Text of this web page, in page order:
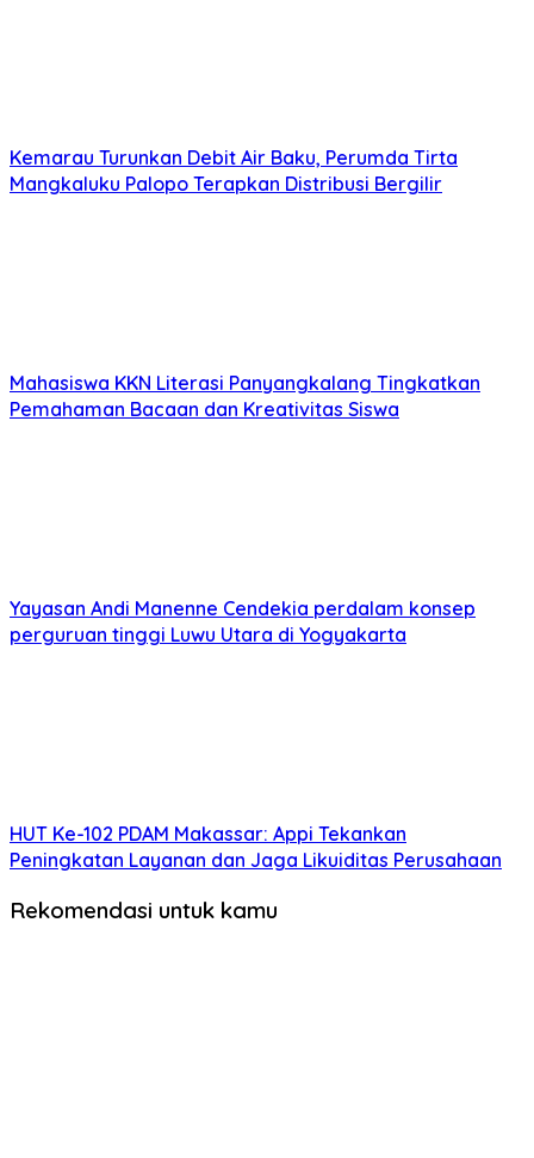
Kemarau Turunkan Debit Air Baku, Perumda Tirta
Mangkaluku Palopo Terapkan Distribusi Bergilir
Mahasiswa KKN Literasi Panyangkalang Tingkatkan
Pemahaman Bacaan dan Kreativitas Siswa
Yayasan Andi Manenne Cendekia perdalam konsep
perguruan tinggi Luwu Utara di Yogyakarta
HUT Ke-102 PDAM Makassar: Appi Tekankan
Peningkatan Layanan dan Jaga Likuiditas Perusahaan
Rekomendasi untuk kamu